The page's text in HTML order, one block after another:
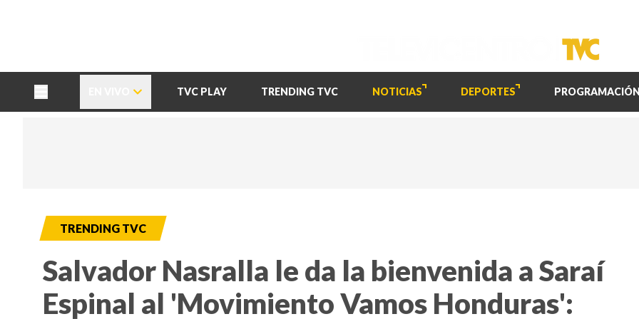
TVC PLAY TRENDING TVC NOTICIAS DEPORTES PROGRAMACIÓN
TRENDING TVC
Salvador Nasralla le da la bienvenida a Saraí
Espinal al 'Movimiento Vamos Honduras':